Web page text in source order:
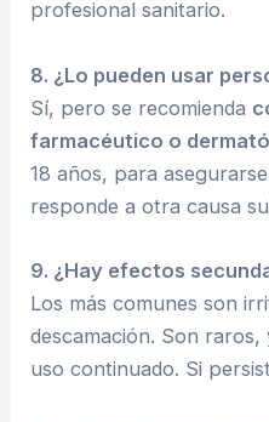
profesional sanitario.
8. ¿Lo pueden usar
Sí, pero se recomienda
farmacéutico o
18 años, para
responde a otra causa
9. ¿Hay efectos
Los más comunes son
descamación. Son
uso continuado. Si